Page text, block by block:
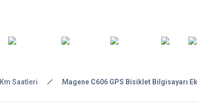
AKSESUARLAR ASKI/TAŞIMA TAMİR/BAKIM
Km Saatleri Magene C606 GPS Bisiklet Bilgisayarı